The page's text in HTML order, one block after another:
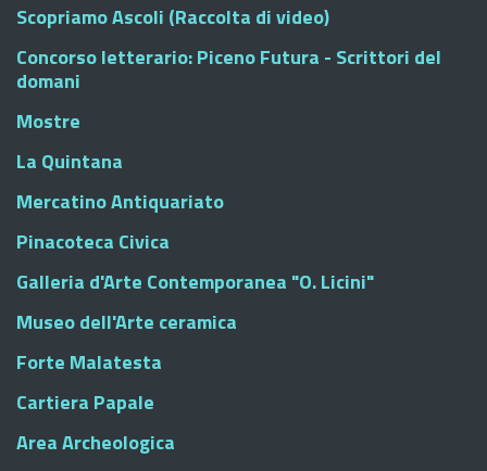
Scopriamo Ascoli (Raccolta di video)
Concorso letterario: Piceno Futura - Scrittori del
domani
Mostre
La Quintana
Mercatino Antiquariato
Pinacoteca Civica
Galleria d'Arte Contemporanea "O. Licini"
Museo dell'Arte ceramica
Forte Malatesta
Cartiera Papale
Area Archeologica